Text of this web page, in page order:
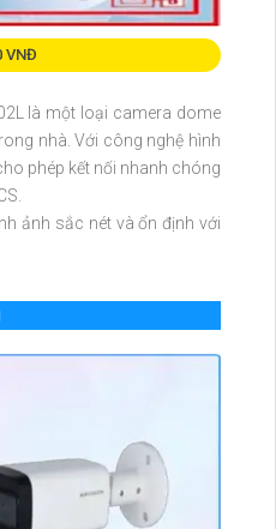
VNĐ
là một loại camera dome
nhà. Với công nghệ hình
phép kết nối nhanh chóng
ảnh sắc nét và ổn định với